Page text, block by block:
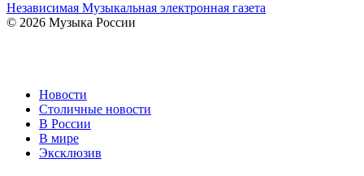
Независимая Музыкальная электронная газета
© 2026 Музыка России
Новости
Столичные новости
В России
В мире
Эксклюзив